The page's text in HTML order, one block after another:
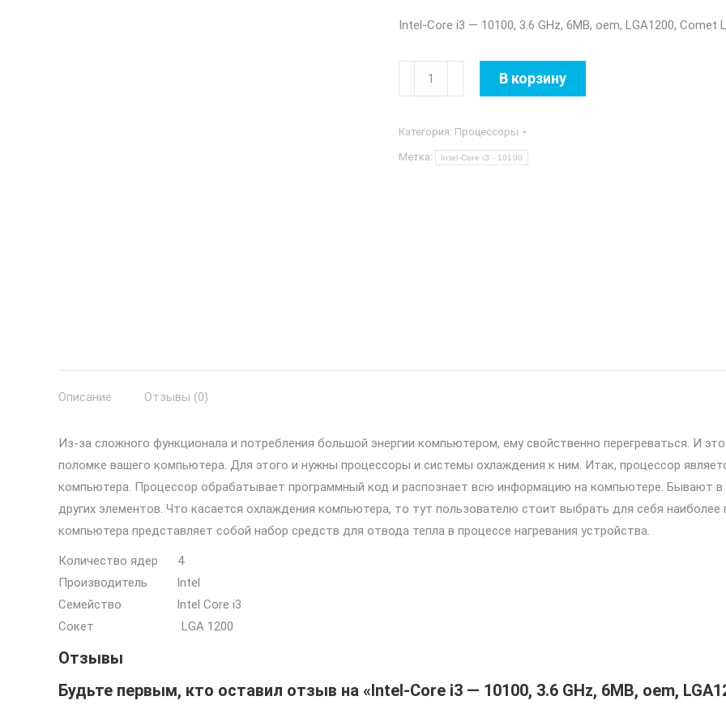
Intel-Core i3 — 10100, 3.6 GHz, 6MB, oem, LGA1200, Comet
Количество
товара
Core
i3
В корзину
Категория: Процессоры
Метка: Intel-Core i3 - 10100
Описание Отзывы (0)
Из-за сложного функционала и потребления большой энергии компьютером, ему свойственно перегреваться. И
поломке вашего компьютера. Для этого и нужны процессоры и системы охлаждения к ним. Итак, процессор
компьютера. Процессор обрабатывает программный код и распознает всю информацию на компьютере. Бывают в
других элементов. Что касается охлаждения компьютера, то тут пользователю стоит выбрать для себя
компьютера представляет собой набор средств для отвода тепла в процессе нагревания устройства.
Количество ядер 4
Производитель Intel
Семейство Intel Core i3
Сокет LGA 1200
Отзывы
Будьте первым, кто оставил отзыв на «Intel-Core i3 — 10100, 3.6 GHz, 6MB, oem,